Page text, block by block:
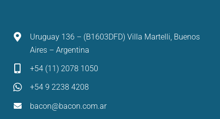
Uruguay 136 – (B1603DFD) Villa Martelli, Buenos
Aires – Argentina
+54 (11) 2078 1050
+54 9 2238 4208
bacon@bacon.com.ar